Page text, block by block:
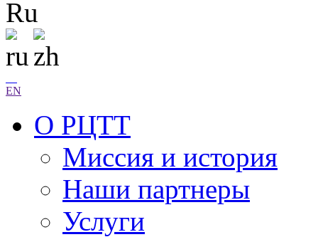
EN
О РЦТТ
Миссия и история
Наши партнеры
Услуги